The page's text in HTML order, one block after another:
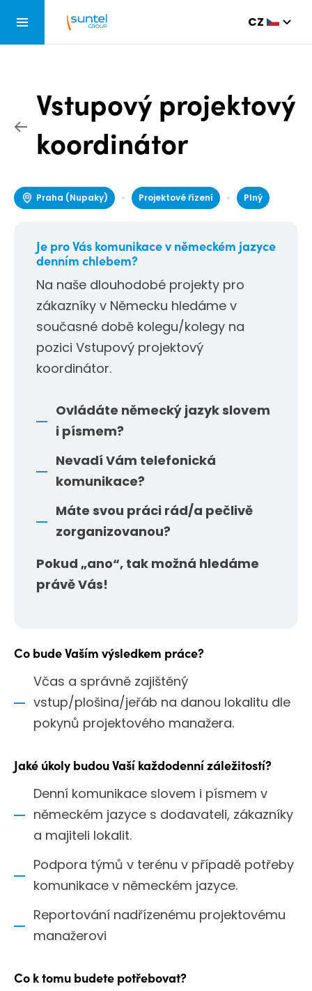
Výstavba a servis telekomunikačních sítí
Modernizace a údržba infrastruktury
Návrhy telekomunikačních řešení
Suntel Energy
Naše entity
Suntel Academy Center
Kariéra
Kontaktujte nás
CZ
DE
FR
Vstupový projektový
koordinátor
Praha (Nupaky) Projektové řízení Plný
Je pro Vás komunikace v německém jazyce
denním chlebem?
Na naše dlouhodobé projekty pro
zákazníky v Německu hledáme v
současné době kolegu/kolegy na
pozici Vstupový projektový
koordinátor.
Ovládáte německý jazyk slovem
i písmem?
Nevadí Vám telefonická
komunikace?
Máte svou práci rád/a pečlivě
zorganizovanou?
Pokud „ano“, tak možná hledáme
právě Vás!
Co bude Vaším výsledkem práce?
Včas a správně zajištěný
vstup/plošina/jeřáb na danou lokalitu dle
pokynů projektového manažera.
Jaké úkoly budou Vaší každodenní záležitostí?
Denní komunikace slovem i písmem v
německém jazyce s dodavateli, zákazníky
a majiteli lokalit.
Podpora týmů v terénu v případě potřeby
komunikace v německém jazyce.
Reportování nadřízenému projektovému
manažerovi
Co k tomu budete potřebovat?